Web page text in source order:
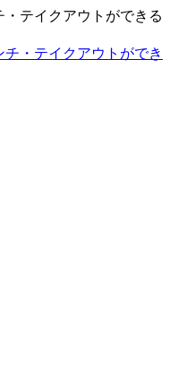
テイクアウトができる